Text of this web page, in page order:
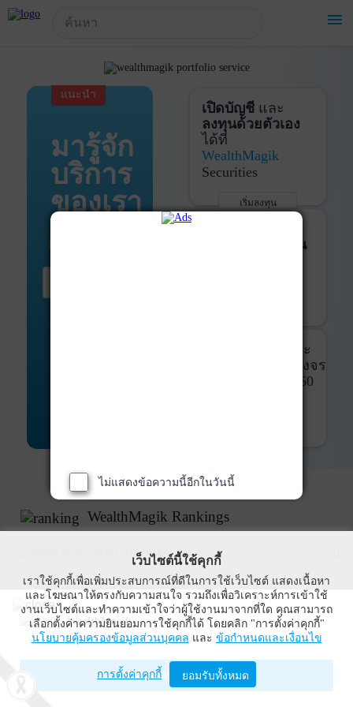
menu
แนะนำ
มารู้จัก
บริการ
ของเรา
เปิดบัญชีและ
ลงทุนด้วยตัวเอง
ได้ที่
WealthMagik
Securities
เริ่มลงทุน
ติดตามการลงทุน
และ
ที่ครบวงจร
360
WealthMagik Rankings
Top Returns
WealthMagik
Wealth Management System Limited
เปิดด้วยแอป WealthMagik
!-- Start Advertise -->
ไม่แสดงข้อความนี้อีกในวันนี้
เว็บไซต์นี้ใช้คุกกี้
เราใช้คุกกี้เพื่อเพิ่มประสบการณ์ที่ดีในการใช้เว็บไซต์ แสดงเนื้อหา
และโฆษณาให้ตรงกับความสนใจ รวมถึงเพื่อวิเคราะห์การเข้าใช้
งานเว็บไซต์และทำความเข้าใจว่าผู้ใช้งานมาจากที่ใด คุณสามารถ
เลือกตั้งค่าความยินยอมการใช้คุกกี้ได้ โดยคลิก "การตั้งค่าคุกกี้"
นโยบายคุ้มครองข้อมูลส่วนบุคคล และ ข้อกำหนดและเงื่อนไข
การตั้งค่าคุกกี้ ยอมรับทั้งหมด